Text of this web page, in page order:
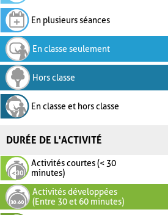
En plusieurs séances
En classe seulement
Hors classe
En classe et hors classe
DURÉE DE L'ACTIVITÉ
Activités courtes (< 30
minutes)
Activités développées
(Entre 30 et 60 minutes)